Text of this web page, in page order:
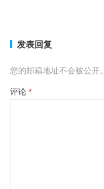
发表回复
您的邮箱地址不会被公开。
评论 *